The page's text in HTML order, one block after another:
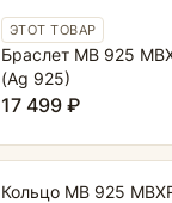
ЭТОТ ТОВАР
Браслет MB 925
(Ag 925)
17 499 ₽
Кольцо MB 925